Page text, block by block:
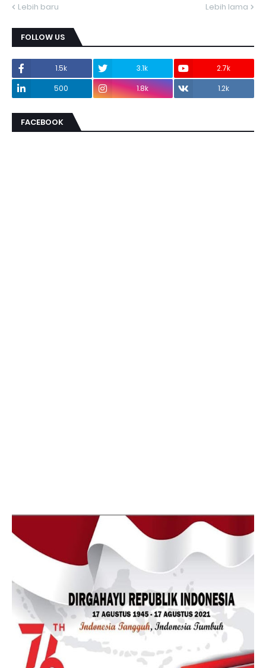
Lebih baru Lebih lama
FOLLOW US
1.5k 3.1k
2.7k
500
1.8k 1.2k
FACEBOOK